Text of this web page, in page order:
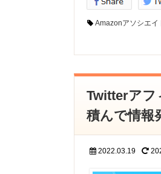
Amazonアソシエイ
Twitterアフ
積んで情報
2022.03.19